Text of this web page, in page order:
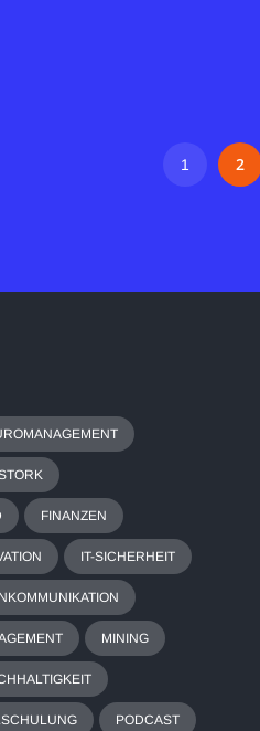
1 2
FINANZEN
IT-SICHERHEIT
MINING
PODCAST